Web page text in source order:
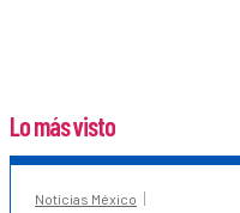
Lo más visto
Noticias México